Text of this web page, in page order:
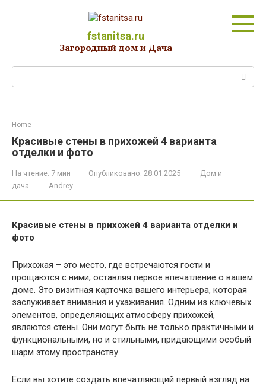
fstanitsa.ru
Загородный дом и Дача
Home
Красивые стены в прихожей 4 варианта
отделки и фото
На чтение: 7 мин Опубликовано: 28.01.2025
Дом и
дача
Andrey
Красивые стены в прихожей 4 варианта отделки и
фото
Прихожая – это место, где встречаются гости и
прощаются с ними, оставляя первое впечатление о вашем
доме. Это визитная карточка вашего интерьера, которая
заслуживает внимания и ухаживания. Одним из ключевых
элементов, определяющих атмосферу прихожей,
являются стены. Они могут быть не только практичными и
функциональными, но и стильными, придающими особый
шарм этому пространству.
Если вы хотите создать впечатляющий первый взгляд на